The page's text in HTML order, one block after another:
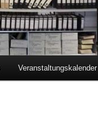
Veranstaltungskalender